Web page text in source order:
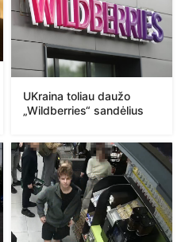
UKraina toliau daužo
„Wildberries“ sandėlius